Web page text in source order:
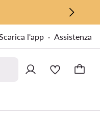
l'app Assistenza